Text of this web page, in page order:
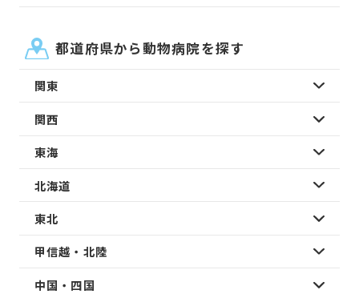
都道府県から動物病院を探す
関東
関西
東海
北海道
東北
甲信越・北陸
中国・四国